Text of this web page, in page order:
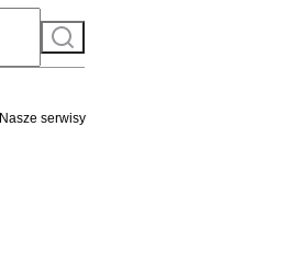
Szukaj
Nasze serwisy